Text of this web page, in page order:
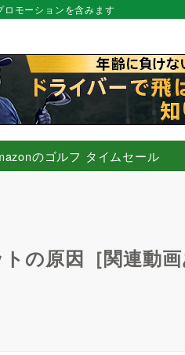
モーションを含みます
のゴルフ タイムセール
の原因［関連動